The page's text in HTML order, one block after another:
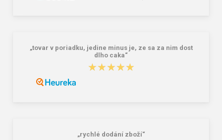
„tovar v poriadku, jedine minus je, ze sa za nim dost
dlho caka“
★★★★★
★★★★★
„rychlé dodání zboží“